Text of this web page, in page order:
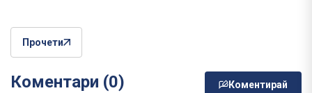
Прочети
Коментари (0) Коментирай